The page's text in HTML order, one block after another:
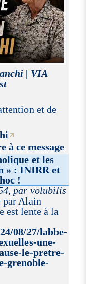
| VIA
et de
à ce message
et les
» : INIRR et
!
par volubilis
par Alain
est lente à la
08/27/labbe-
une-
le-pretre-
grenoble-